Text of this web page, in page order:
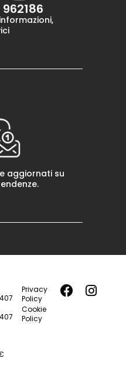
aggiornati su
Privacy
Policy
Cookie
Policy